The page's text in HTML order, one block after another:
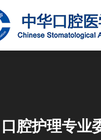
口腔护理专业